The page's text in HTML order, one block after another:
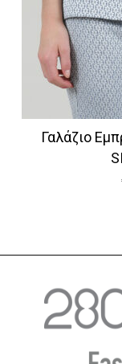
Γαλάζιο